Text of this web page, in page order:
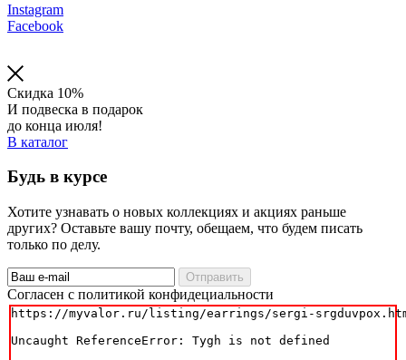
Instagram
Facebook
Скидка 10%
И подвеска в подарок
до конца июля!
В каталог
Будь в курсе
Хотите узнавать о новых коллекциях и акциях раньше
других? Оставьте вашу почту, обещаем, что будем писать
только по делу.
Отправить
Cогласен с политикой конфидециальности
https://myvalor.ru/listing/earrings/sergi-
Uncaught ReferenceError: Tygh is not defined